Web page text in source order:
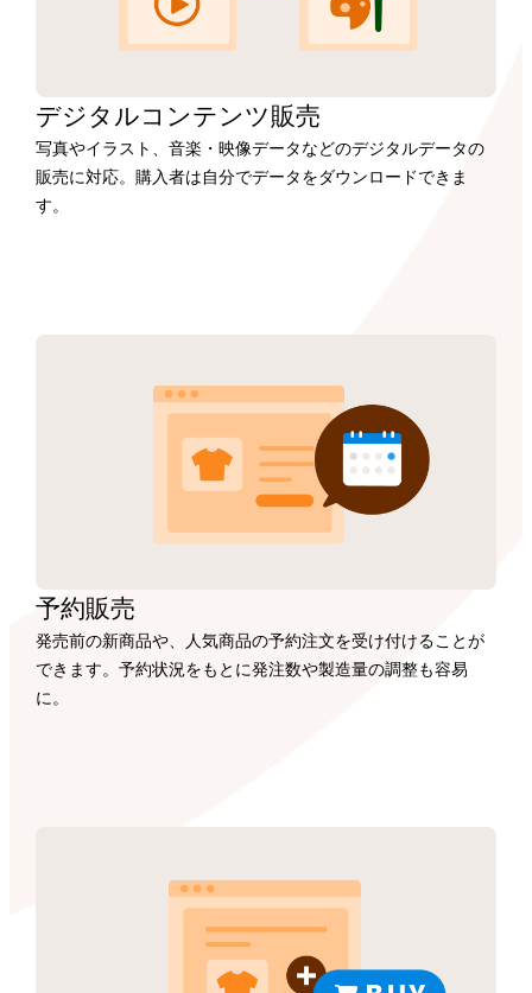
デジタルコンテンツ販売
写真やイラスト、音楽・映像データなどのデジタルデータの
販売に対応。購入者は自分でデータをダウンロードできま
す。
予約販売
発売前の新商品や、人気商品の予約注文を受け付けることが
できます。予約状況をもとに発注数や製造量の調整も容易
に。